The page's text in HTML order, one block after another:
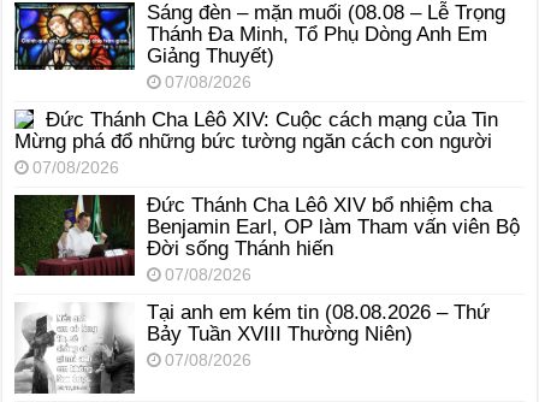
Sáng đèn – mặn muối (08.08 – Lễ Trọng
Thánh Đa Minh, Tổ Phụ Dòng Anh Em
Giảng Thuyết)
07/08/2026
Đức Thánh Cha Lêô XIV: Cuộc cách mạng của Tin
Mừng phá đổ những bức tường ngăn cách con người
07/08/2026
Đức Thánh Cha Lêô XIV bổ nhiệm cha
Benjamin Earl, OP làm Tham vấn viên Bộ
Đời sống Thánh hiến
07/08/2026
Tại anh em kém tin (08.08.2026 – Thứ
Bảy Tuần XVIII Thường Niên)
07/08/2026